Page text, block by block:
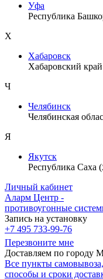
Уфа
Республика
Х
Хабаровск
Хабаровский край
Ч
Челябинск
Челябинская
Я
Якутск
Республика Саха
Личный кабинет
Аларм Центр -
противоугонные
Запись на установку
+7 495 733-99-76
Перезвоните мне
Доставляем по городу
Все пункты самовывоза,
способы и сроки